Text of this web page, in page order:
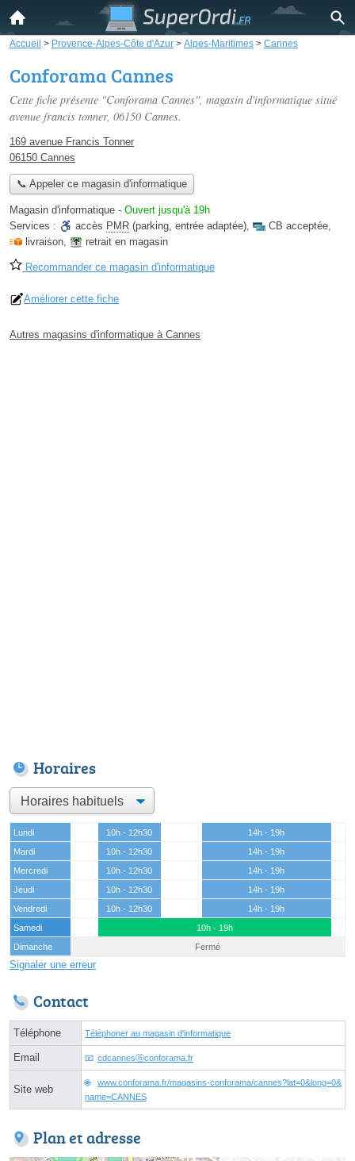
Accueil > Provence-Alpes-Côte d'Azur > Alpes-Maritimes > Cannes
Conforama Cannes
Cette fiche présente "Conforama Cannes", magasin d'informatique situé
avenue francis tonner, 06150 Cannes.
169 avenue Francis Tonner
06150 Cannes
📞 Appeler ce magasin d'informatique
Magasin d'informatique - Ouvert jusqu'à 19h
Services :
accès PMR (parking, entrée adaptée), CB acceptée,
livraison, retrait en magasin
Recommander ce magasin d'informatique
Améliorer cette fiche
Autres magasins d'informatique à Cannes
Horaires
Lundi 10h - 12h30
14h - 19h
Mardi
10h - 12h30
14h - 19h
Mercredi
10h - 12h30
14h - 19h
Jeudi
10h - 12h30
14h - 19h
Vendredi
10h - 12h30
14h - 19h
Samedi
10h - 19h
Dimanche
Fermé
Signaler une erreur
Contact
Téléphone Téléphoner au magasin d'informatique
Email cdcannesⓐconforama.fr
Site web
www.conforama.fr/magasins-conforama/cannes?lat=0&long=0&
name=CANNES
Plan et adresse